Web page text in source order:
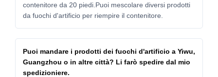
contenitore da 20 piedi.Puoi mescolare diversi prodotti
da fuochi d'artificio per riempire il contenitore.
Puoi mandare i prodotti dei fuochi d'artificio a Yiwu,
Guangzhou o in altre città? Li farò spedire dal mio
spedizioniere.